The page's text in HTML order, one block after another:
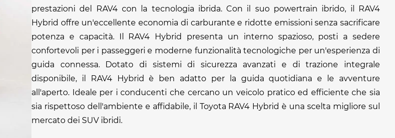
prestazioni del RAV4 con la tecnologia ibrida. Con il suo powertrain ibrido, il RAV4
Hybrid offre un'eccellente economia di carburante e ridotte emissioni senza sacrificare
potenza e capacità. Il RAV4 Hybrid presenta un interno spazioso, posti a sedere
confortevoli per i passeggeri e moderne funzionalità tecnologiche per un'esperienza di
guida connessa. Dotato di sistemi di sicurezza avanzati e di trazione integrale
disponibile, il RAV4 Hybrid è ben adatto per la guida quotidiana e le avventure
all'aperto. Ideale per i conducenti che cercano un veicolo pratico ed efficiente che sia
sia rispettoso dell'ambiente e affidabile, il Toyota RAV4 Hybrid è una scelta migliore sul
mercato dei SUV ibridi.